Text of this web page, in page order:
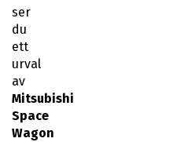
ser
du
ett
urval
av
Mitsubishi
Space
Wagon